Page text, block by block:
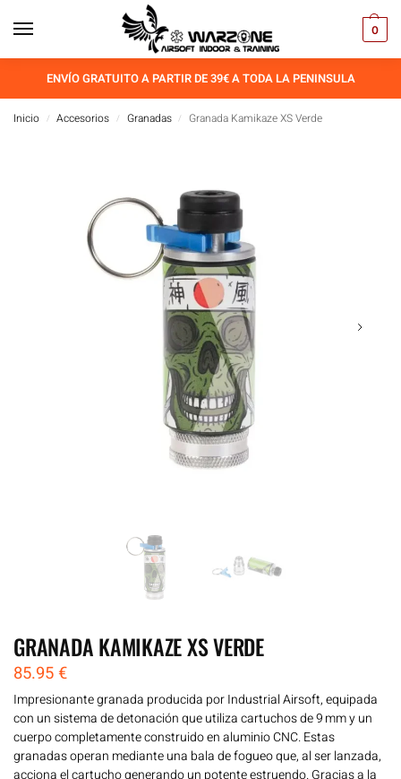
0
ENVÍO GRATUITO A PARTIR DE 39€ A TODA LA PENINSULA
Inicio / Accesorios / Granadas / Granada Kamikaze XS Verde
GRANADA KAMIKAZE XS VERDE
85.95€
Impresionante granada producida por Industrial Airsoft, equipada
con un sistema de detonación que utiliza cartuchos de 9 mm y un
cuerpo completamente construido en aluminio CNC. Estas
granadas operan mediante una bala de fogueo que, al ser lanzada,
acciona el cartucho generando un potente estruendo. Gracias a la